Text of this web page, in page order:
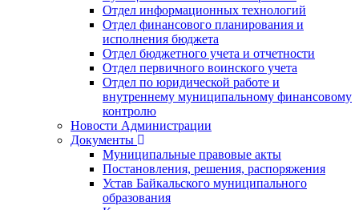
Отдел информационных технологий
Отдел финансового планирования и
исполнения бюджета
Отдел бюджетного учета и отчетности
Отдел первичного воинского учета
Отдел по юридической работе и
внутреннему муниципальному финансовому
контролю
Новости Администрации
Документы
Муниципальные правовые акты
Постановления, решения, распоряжения
Устав Байкальского муниципального
образования